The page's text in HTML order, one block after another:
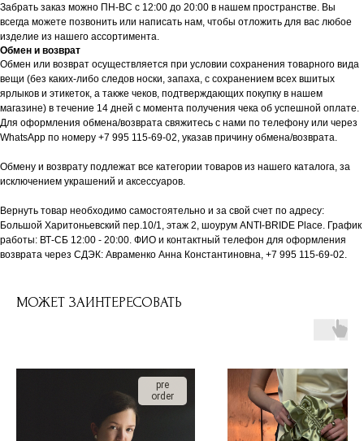
Забрать заказ можно ПН-ВС с 12:00 до 20:00 в нашем пространстве. Вы
всегда можете позвонить или написать нам, чтобы отложить для вас любое
изделие из нашего ассортимента.
Обмен и возврат
Обмен или возврат осуществляется при условии сохранения товарного вида
вещи (без каких-либо следов носки, запаха, с сохранением всех вшитых
ярлыков и этикеток, а также чеков, подтверждающих покупку в нашем
магазине) в течение 14 дней с момента получения чека об успешной оплате.
Для оформления обмена/возврата свяжитесь с нами по телефону или через
WhatsApp по номеру +7 995 115-69-02, указав причину обмена/возврата.
Обмену и возврату подлежат все категории товаров из нашего каталога, за
исключением украшений и аксессуаров.
Вернуть товар необходимо самостоятельно и за свой счет по адресу:
Большой Харитоньевский пер.10/1, этаж 2, шоурум ANTI-BRIDE Place. График
работы: ВТ-СБ 12:00 - 20:00. ФИО и контактный телефон для оформления
возврата через СДЭК: Авраменко Анна Константиновна, +7 995 115-69-02.
МОЖЕТ ЗАИНТЕРЕСОВАТЬ
pre
order